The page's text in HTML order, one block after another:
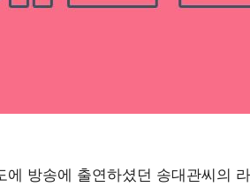
에 방송에 출연하셨던 송대관씨의